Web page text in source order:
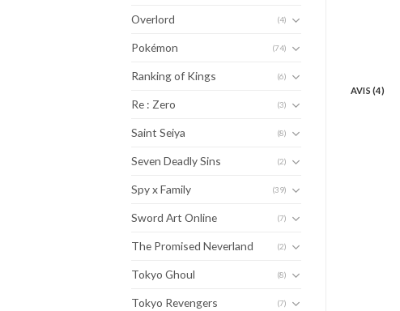
Overlord (4)
Pokémon (74)
Ranking of Kings (6)
Re : Zero (3)
Saint Seiya (8)
Seven Deadly Sins (2)
Spy x Family (39)
Sword Art Online (7)
The Promised Neverland (2)
Tokyo Ghoul (8)
Tokyo Revengers (7)
AVIS (4)